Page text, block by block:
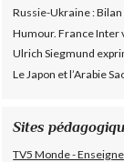
Russie-Ukraine :
Humour. France Inter
Ulrich Siegmund
Le Japon et l’Arabie
Sites
TV5 Monde -